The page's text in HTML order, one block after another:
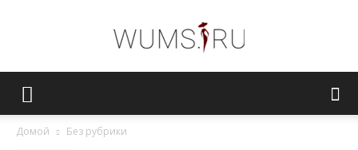
Домой Без рубрики